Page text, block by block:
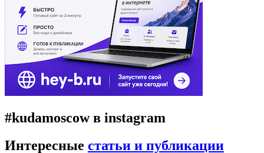
#kudamoscow в instagram
Интересные статьи и публикации